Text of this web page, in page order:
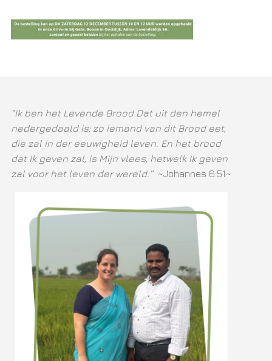
“Ik ben het Levende Brood Dat uit den hemel
nedergedaald is; zo iemand van dit Brood eet,
die zal in der eeuwigheid leven. En het brood
dat Ik geven zal, is Mijn vlees, hetwelk Ik geven
zal voor het leven der wereld.” ~Johannes 6:51~